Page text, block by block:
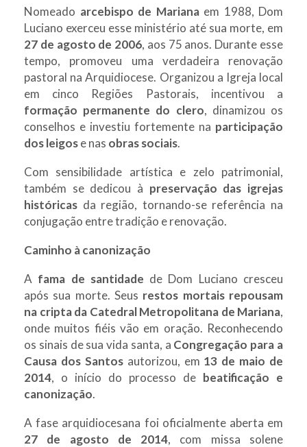
Nomeado arcebispo de Marianaem 1988, Dom
Luciano exerceu esse ministério até sua morte, em
27 de agosto de 2006, aos 75 anos. Durante esse
tempo, promoveu uma verdadeira renovação
pastoral na Arquidiocese. Organizou a Igreja local
em cinco Regiões Pastorais, incentivou a
formação permanente do clero, dinamizou os
conselhos e investiu fortemente na participação
dos leigose nas obras sociais.
Com sensibilidade artística e zelo patrimonial,
também se dedicou à preservação das igrejas
históricas da região, tornando-se referência na
conjugação entre tradição e renovação.
Caminho à canonização
A fama de santidade de Dom Luciano cresceu
após sua morte. Seus restos mortais repousam
na cripta da Catedral Metropolitana de Mariana,
onde muitos fiéis vão em oração. Reconhecendo
os sinais de sua vida santa, a Congregação para a
Causa dos Santosautorizou, em 13 de maio de
2014, o início do processo de beatificação e
canonização.
A fase arquidiocesana foi oficialmente aberta em
27 de agosto de 2014, com missa solene